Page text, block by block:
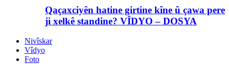
Qaçaxciyên hatine girtine kîne û çawa pere
ji xelkê standine? VÎDYO – DOSYA
Nivîskar
Vîdyo
Foto